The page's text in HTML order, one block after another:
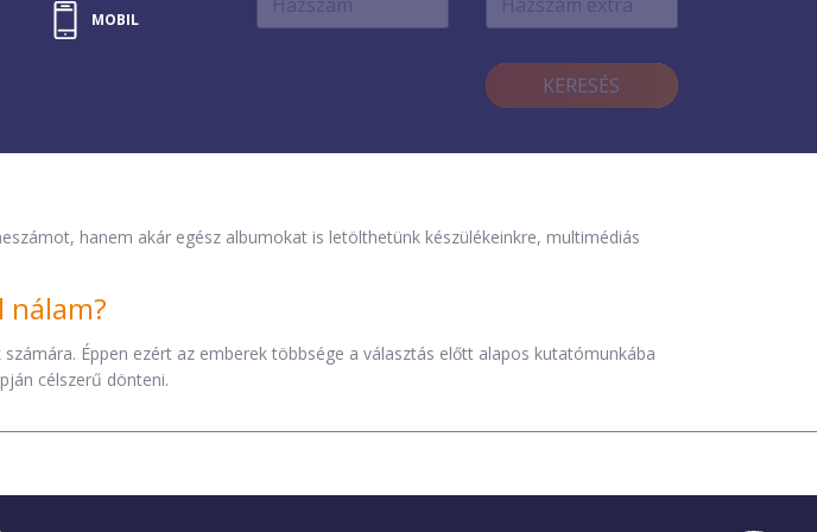
MOBIL
FAX
KERESÉS
hanem akár egész albumokat is letölthetünk készülékeinkre, multimédiás
Éppen ezért az emberek többsége a választás előtt alapos kutatómunkába
célszerű dönteni.